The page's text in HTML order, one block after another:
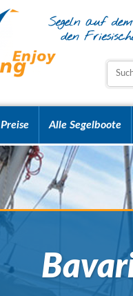
Preise Alle Segelboote